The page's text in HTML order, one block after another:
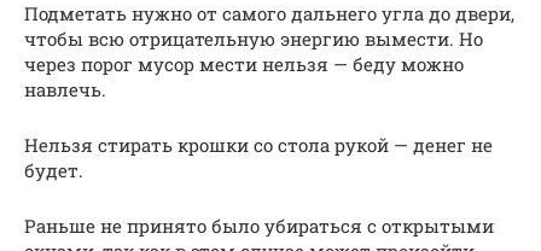
Подметать нужно от самого дальнего угла до двери,
чтобы всю отрицательную энергию вымести. Но
через порог мусор мести нельзя — беду можно
навлечь.
Нельзя стирать крошки со стола рукой — денег не
будет.
Раньше не принято было убираться с открытыми